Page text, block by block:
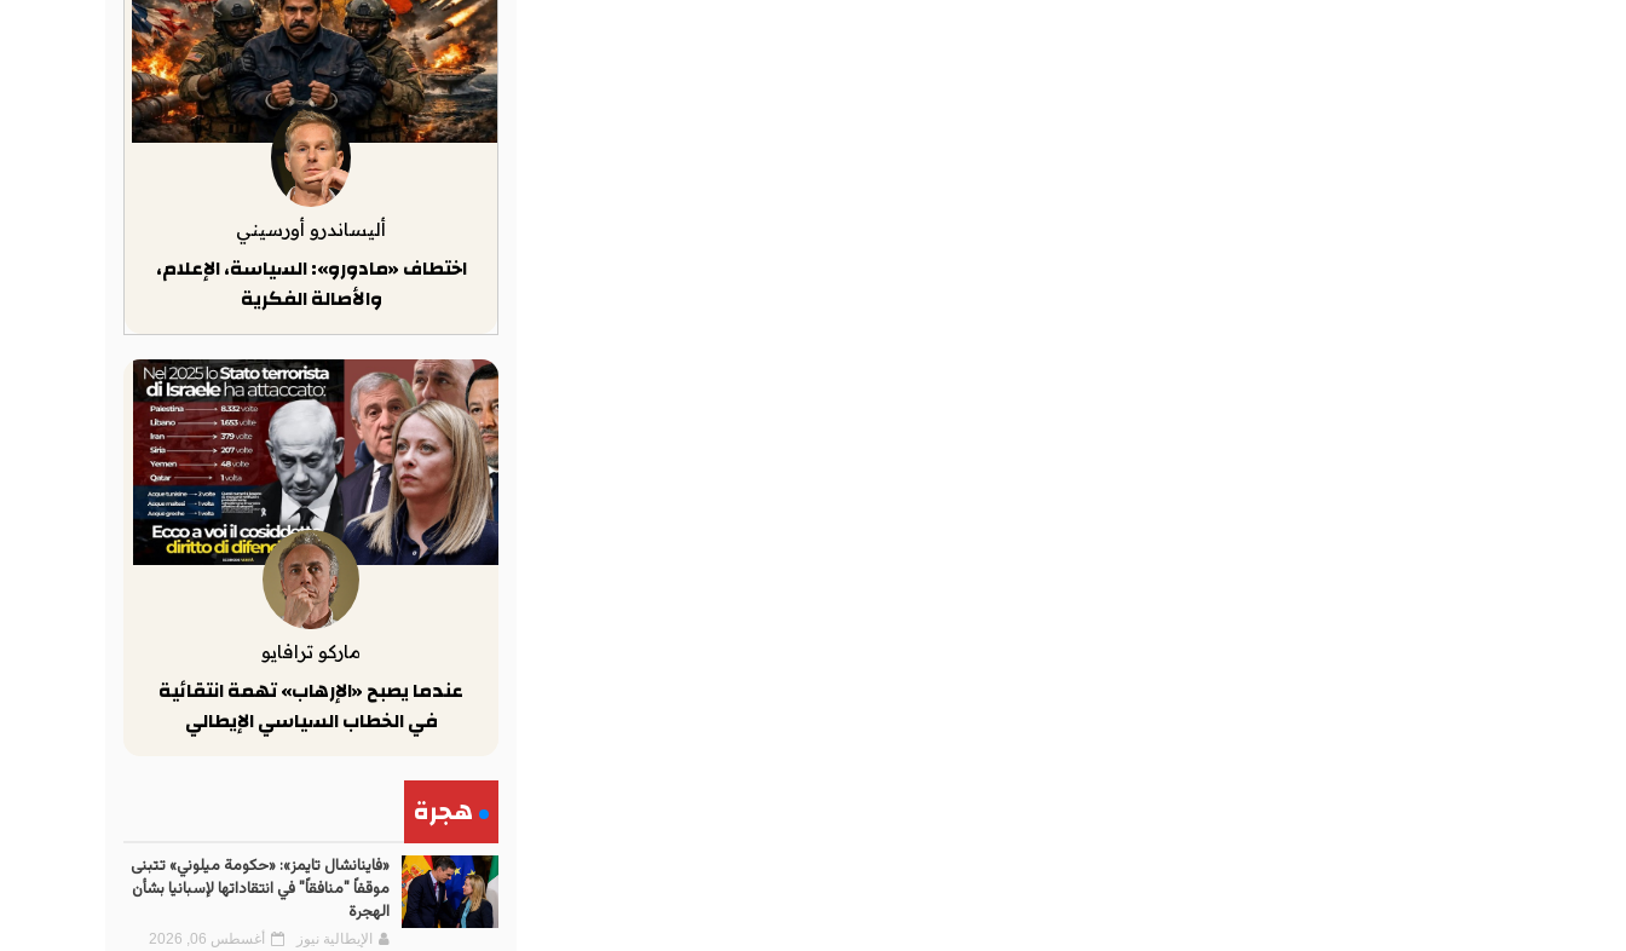
أليساندرو أورسيني
اختطاف «مادورو»: السياسة، الإعلام،
والأصالة الفكرية
ماركو ترافايو
عندما يصبح «الإرهاب» تهمة انتقائية
في الخطاب السياسي الإيطالي
هجرة
«فاينانشال تايمز»: «حكومة ميلوني» تتبنى
موقفاً "منافقاً" في انتقاداتها لإسبانيا بشأن
الهجرة
الإيطالية نيوز أغسطس 06, 2026